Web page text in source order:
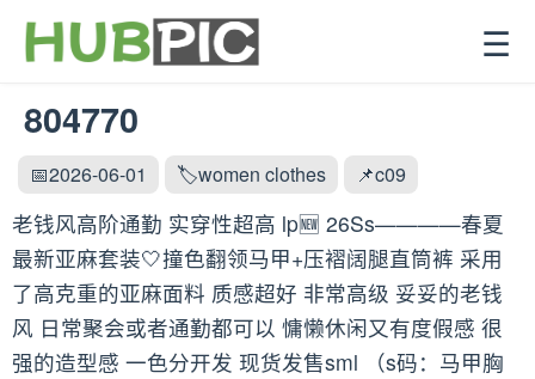
☰
804770
📅2026-06-01 🏷️women clothes 📌c09
老钱风高阶通勤 实穿性超高 lp🆕 26Ss————春夏
最新亚麻套装🤍撞色翻领马甲+压褶阔腿直筒裤 采用
了高克重的亚麻面料 质感超好 非常高级 妥妥的老钱
风 日常聚会或者通勤都可以 慵懒休闲又有度假感 很
强的造型感 一色分开发 现货发售sml （s码：马甲胸